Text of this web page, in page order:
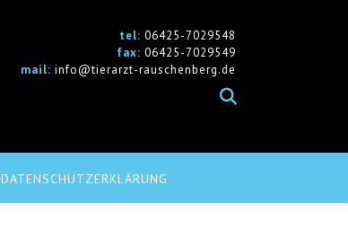
tel: 06425-7029548
fax: 06425-7029549
mail: info@tierarzt-rauschenberg.de
DATENSCHUTZERKLÄRUNG